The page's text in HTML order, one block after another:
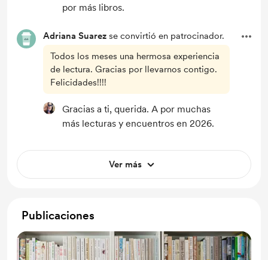
por más libros.
Adriana Suarez se convirtió en patrocinador.
Todos los meses una hermosa experiencia
de lectura. Gracias por llevarnos contigo.
Felicidades!!!!
Gracias a ti, querida. A por muchas
más lecturas y encuentros en 2026.
Ver más
Publicaciones